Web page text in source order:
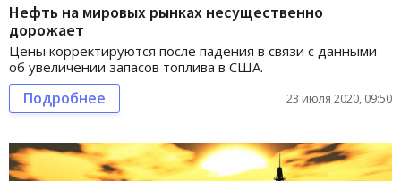
Нефть на мировых рынках несущественно
дорожает
Цены корректируются после падения в связи с данными
об увеличении запасов топлива в США.
Подробнее 23 июля 2020, 09:50